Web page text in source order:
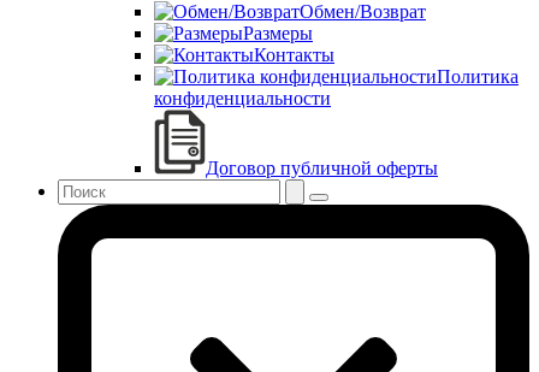
Обмен/Возврат
Размеры
Контакты
Политика
конфиденциальности
Договор публичной оферты